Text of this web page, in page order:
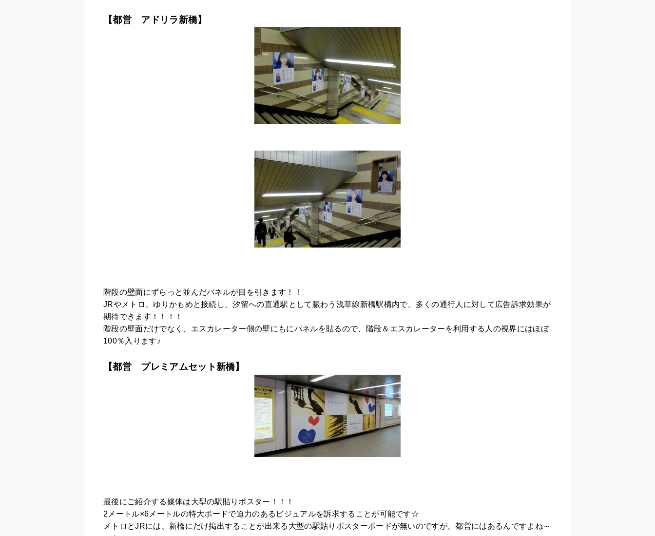
【都営 アドリラ新橋】
階段の壁面にずらっと並んだパネルが目を引きます！！
JRやメトロ、ゆりかもめと接続し、汐留への直通駅として賑わう浅草線新橋駅構内で、多くの通行人に対して広告訴求効果が
期待できます！！！！
階段の壁面だけでなく、エスカレーター側の壁にもにパネルを貼るので、階段＆エスカレーターを利用する人の視界にはほぼ
100％入ります♪
【都営 プレミアムセット新橋】
最後にご紹介する媒体は大型の駅貼りポスター！！！
2メートル×6メートルの特大ボードで迫力のあるビジュアルを訴求することが可能です☆
メトロとJRには、新橋にだけ掲出することが出来る大型の駅貼りポスターボードが無いのですが、都営にはあるんですよね～